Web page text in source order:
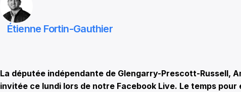
Étienne Fortin-Gauthier
La députée indépendante de Glengarry-Prescott-Russell,
invitée ce lundi lors de notre Facebook Live. Le temps